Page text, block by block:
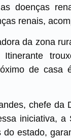
doenças
renais,
da zona
de casa
chefe da
iniciativa,
do estado,